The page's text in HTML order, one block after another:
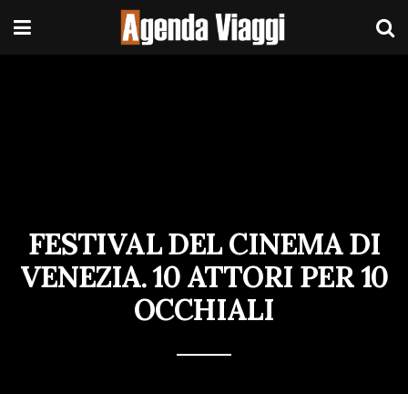
FESTIVAL DEL CINEMA DI
VENEZIA. 10 ATTORI PER 10
OCCHIALI